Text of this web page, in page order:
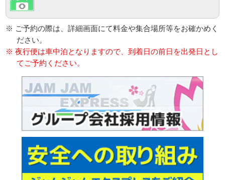
※ ご予約の際は、詳細画面にて料金や集合場所等をお確かめく
ださい。
※ 夜行便は車中泊となりますので、到着日の前日を出発日とし
てご予約ください。